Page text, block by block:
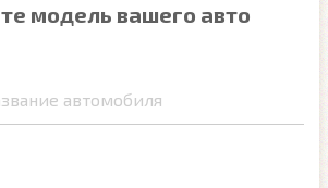
модель вашего авто
автомобиля